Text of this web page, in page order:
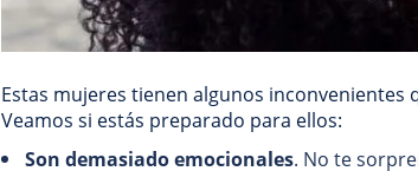
Estas mujeres tienen algunos
Veamos si estás preparado para ellos:
Son demasiado emocionales. No te